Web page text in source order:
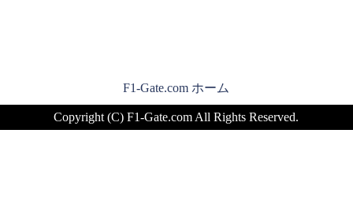
F1-Gate.com ホーム
Copyright (C) F1-Gate.com All Rights Reserved.